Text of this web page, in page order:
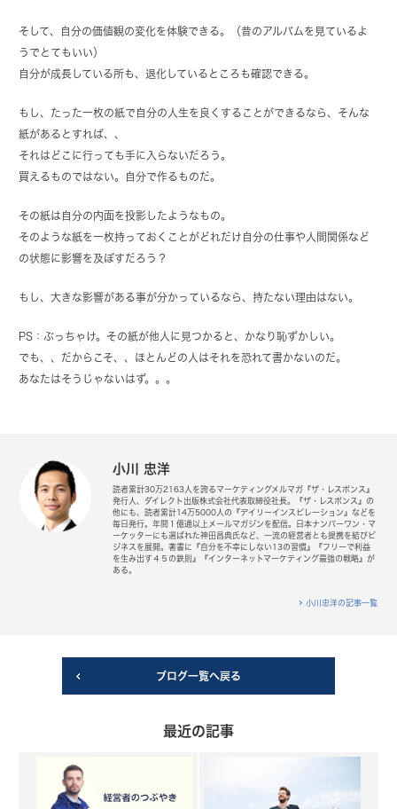
そして、自分の価値観の変化を体験できる。（昔のアルバムを見ているよ
うでとてもいい）
自分が成長している所も、退化しているところも確認できる。
もし、たった一枚の紙で自分の人生を良くすることができるなら、そんな
紙があるとすれば、、
それはどこに行っても手に入らないだろう。
買えるものではない。自分で作るものだ。
その紙は自分の内面を投影したようなもの。
そのような紙を一枚持っておくことがどれだけ自分の仕事や人間関係など
の状態に影響を及ぼすだろう？
もし、大きな影響がある事が分かっているなら、持たない理由はない。
PS：ぶっちゃけ。その紙が他人に見つかると、かなり恥ずかしい。
でも、、だからこそ、、ほとんどの人はそれを恐れて書かないのだ。
あなたはそうじゃないはず。。。
小川 忠洋
読者累計30万2163人を誇るマーケティングメルマガ『ザ・レスポンス』
発行人、ダイレクト出版株式会社代表取締役社長。『ザ・レスポンス』の
他にも、読者累計14万5000人の『デイリーインスピレーション』などを
毎日発行。年間１億通以上メールマガジンを配信。日本ナンバーワン・マ
ーケッターにも選ばれた神田昌典氏など、一流の経営者とも提携を結びビ
ジネスを展開。著書に『自分を不幸にしない13の習慣』『フリーで利益
を生み出す４５の鉄則』『インターネットマーケティング最強の戦略』が
ある。
小川忠洋の記事一覧
ブログ一覧へ戻る
最近の記事